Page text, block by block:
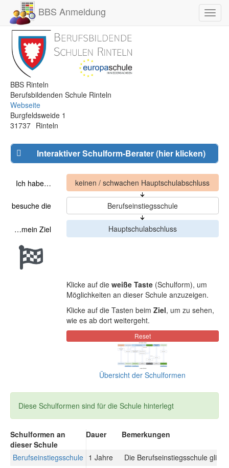
BBS Anmeldung
BBS Rinteln
Berufsbildenden Schule Rinteln
Webseite
Burgfeldsweide 1
31737 Rinteln
Interaktiver Schulform-Berater (hier klicken)
Ich habe…
besuche die
…mein Ziel
Klicke auf die weiße Taste(Schulform), um
Möglichkeiten an dieser Schule anzuzeigen.
Klicke auf die Tasten beim Ziel, um zu sehen,
wie es ab dort weitergeht.
Übersicht der Schulformen
Diese Schulformen sind für die Schule hinterlegt
Schulformen an
dieser Schule
Dauer Bemerkungen
Berufseinstiegsschule 1 Jahre
Die Berufseinstiegsschule